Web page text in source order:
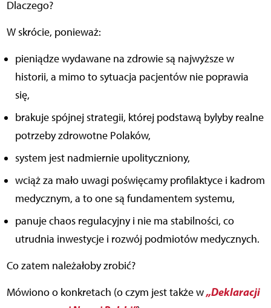
Dlaczego?
W skrócie, ponieważ:
pieniądze wydawane na zdrowie są najwyższe w
historii, a mimo to sytuacja pacjentów nie poprawia
się,
brakuje spójnej strategii, której podstawą bylyby realne
potrzeby zdrowotne Polaków,
system jest nadmiernie upolityczniony,
wciąż za mało uwagi poświęcamy profilaktyce i kadrom
medycznym, a to one są fundamentem systemu,
panuje chaos regulacyjny i nie ma stabilności, co
utrudnia inwestycje i rozwój podmiotów medycznych.
Co zatem należałoby zrobić?
Mówiono o konkretach (o czym jest także w„Deklaracji